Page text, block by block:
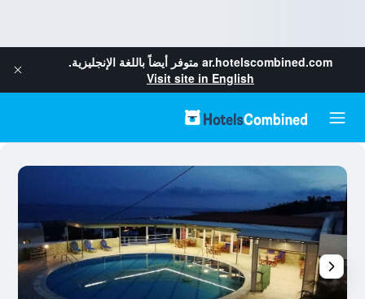
ar.hotelscombined.com متوفر أيضاً باللغة الإنجليزية.
Visit site in English